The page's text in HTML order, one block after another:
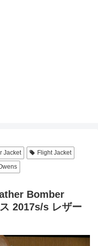
Jacket
Flight Jacket
Bomber
2017s/s レザー